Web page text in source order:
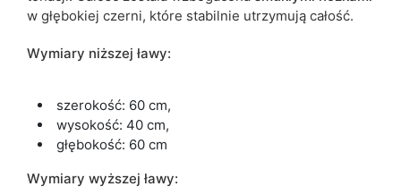
w głębokiej czerni, które stabilnie utrzymują całość.
Wymiary niższej ławy:
szerokość: 60 cm,
wysokość: 40 cm,
głębokość: 60 cm
Wymiary wyższej ławy: